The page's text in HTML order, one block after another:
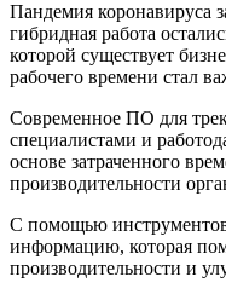
Пандемия коронавируса
гибридная работа
которой существует
рабочего времени стал
Современное ПО для
специалистами и
основе затраченного
производительности
С помощью
информацию, которая
производительности и